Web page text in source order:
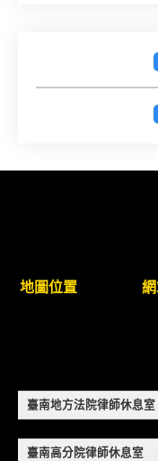
簡章及報名表件
徵詢有意願擔任
臺南高分院8/28(
訓課程（雲嘉南場
地圖位置
臺南地方法院律師休息室
臺南高分院律師休息室